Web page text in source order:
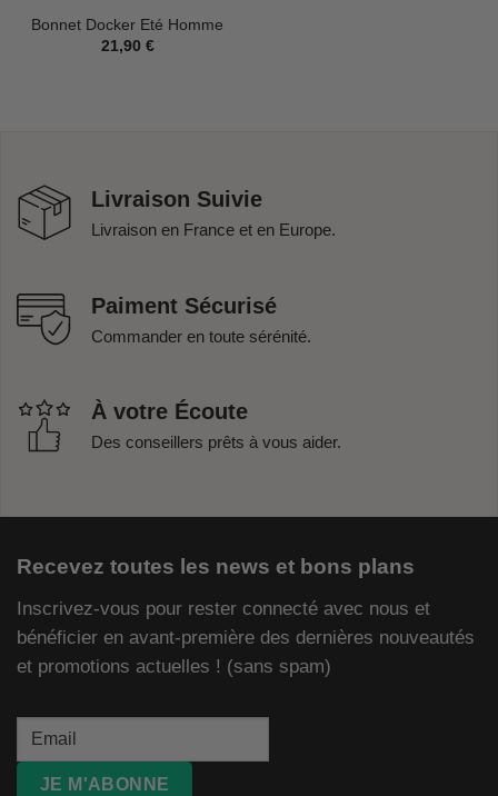
Bonnet Docker Eté Homme
21,90 €
Livraison Suivie
Livraison en France et en Europe.
Paiment Sécurisé
Commander en toute sérénité.
À votre Écoute
Des conseillers prêts à vous aider.
Recevez toutes les news et bons plans
Inscrivez-vous pour rester connecté avec nous et
bénéficier en avant-première des dernières nouveautés
et promotions actuelles ! (sans spam)
JE M'ABONNE